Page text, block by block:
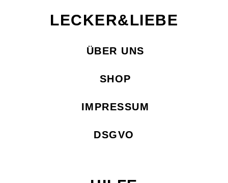
LECKER&LIEBE
ÜBER UNS
SHOP
IMPRESSUM
DSGVO